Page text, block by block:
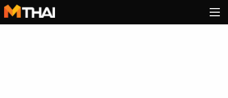
Skip
to